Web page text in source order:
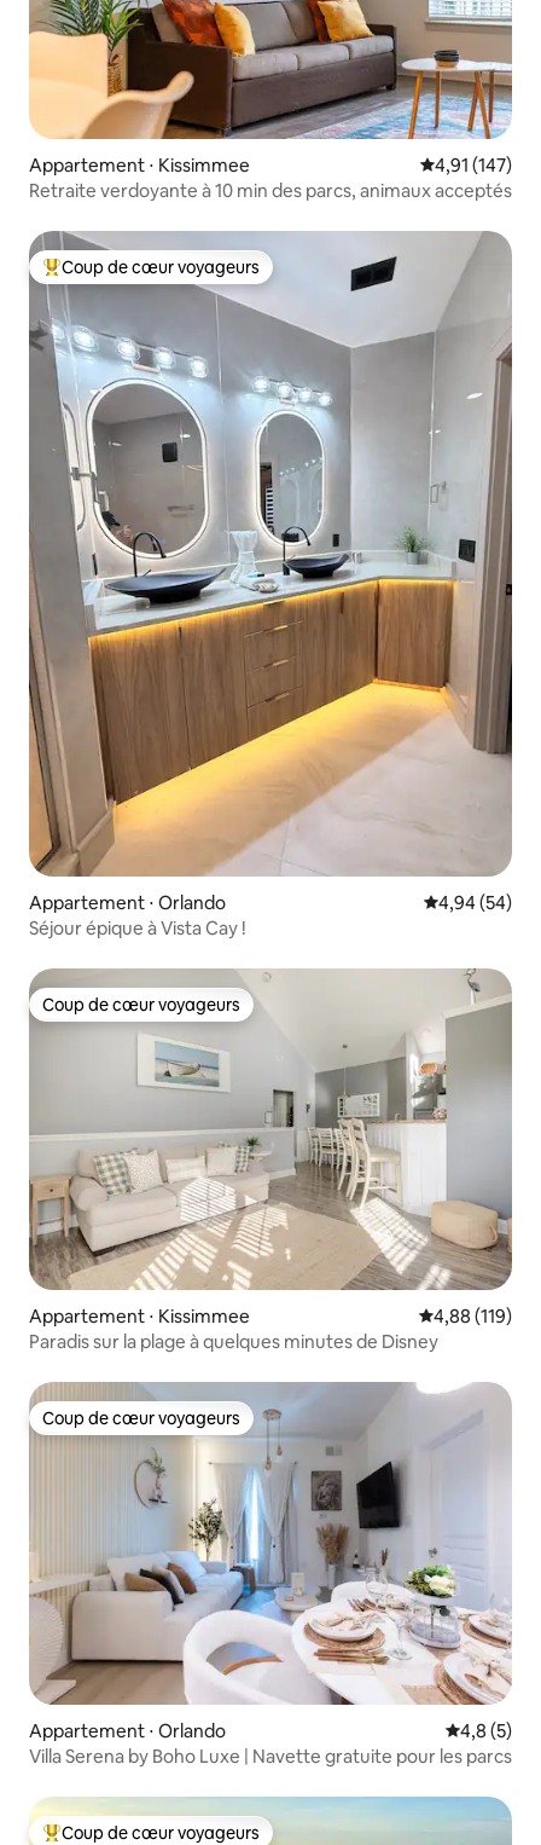
Appartement ⋅ Kissimmee Évaluation
4,91 (147)
Retraite verdoyante à 10 min des parcs, animaux acceptés
Coups de cœur voyageurs les plus appréciés
Coup de cœur voyageurs
Appartement ⋅ Orlando Évaluation
4,94 (54)
Séjour épique à Vista Cay !
Coup de cœur voyageurs
Coup de cœur voyageurs
Appartement ⋅ Kissimmee Évaluation
4,88 (119)
Paradis sur la plage à quelques minutes de Disney
Coup de cœur voyageurs
Coup de cœur voyageurs
Appartement ⋅ Orlando Évaluation
4,8 (5)
Villa Serena by Boho Luxe | Navette gratuite pour les parcs
Coup de cœur voyageurs